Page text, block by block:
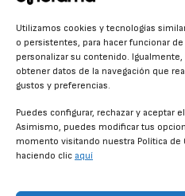
Utilizamos cookies y tecnologías
o persistentes, para hacer funcionar
personalizar su contenido.
obtener datos de la navegación que
gustos y preferencias.
Puedes configurar, rechazar y aceptar
Asimismo, puedes modificar tus
momento visitando nuestra Política
haciendo clic aquí
ALFOMBRA ROJA
ANUNCIOS DE CINE